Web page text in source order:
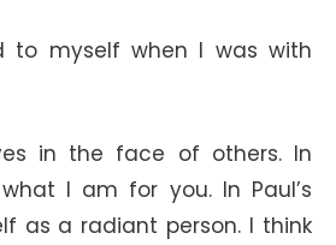
to myself when I was with
in the face of others. In
I am for you. In Paul’s
as a radiant person. I think